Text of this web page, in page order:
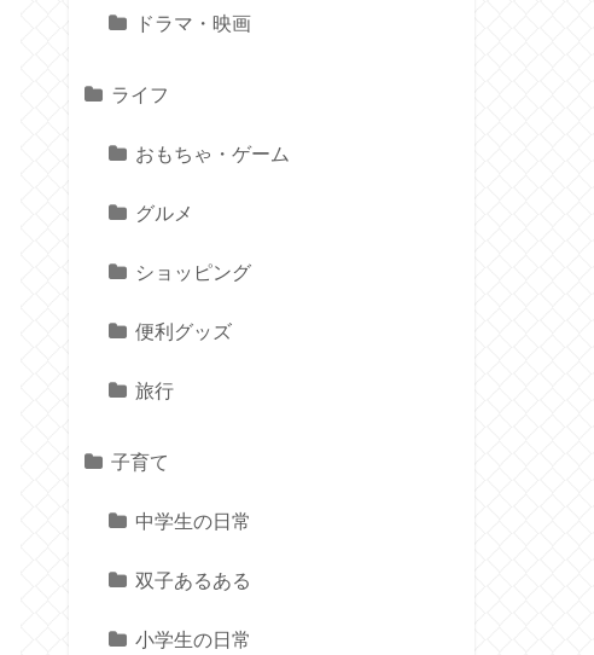
ドラマ・映画
ライフ
おもちゃ・ゲーム
グルメ
ショッピング
便利グッズ
旅行
子育て
中学生の日常
双子あるある
小学生の日常